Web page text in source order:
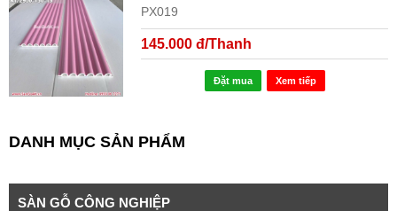
PX019
145.000 đ/Thanh
Đặt mua Xem tiếp
DANH MỤC SẢN PHẨM
SÀN GỖ CÔNG NGHIỆP